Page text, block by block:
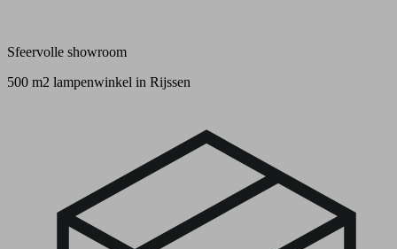
Sfeervolle showroom
500 m2 lampenwinkel in Rijssen